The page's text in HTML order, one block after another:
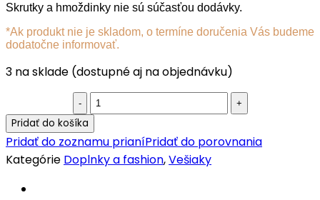
Skrutky a hmoždinky nie sú súčasťou dodávky.
*Ak produkt nie je skladom, o termíne doručenia Vás budeme
dodatočne informovať.
3 na sklade (dostupné aj na objednávku)
Orientálny
háčik
Amana
quantity
Pridať do košíka
Pridať do zoznamu prianíPridať do porovnania
Kategórie Doplnky a fashion,Vešiaky